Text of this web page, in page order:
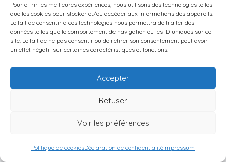
Pour offrir les meilleures expériences, nous utilisons des technologies telles
que les cookies pour stocker et/ou accéder aux informations des appareils.
Le fait de consentir à ces technologies nous permettra de traiter des
données telles que le comportement de navigation ou les ID uniques sur ce
site. Le fait de ne pas consentir ou de retirer son consentement peut avoir
un effet négatif sur certaines caractéristiques et fonctions.
Accepter
Refuser
Voir les préférences
Politique de cookiesDéclaration de confidentialitéImpressum
Présentation des éléments clés et des
aménagements prévus pour ce
développement urbain intégré.
Programme mixte
Environ 175 000 pieds² dédiés aux
commerces, à la restauration, aux bureaux